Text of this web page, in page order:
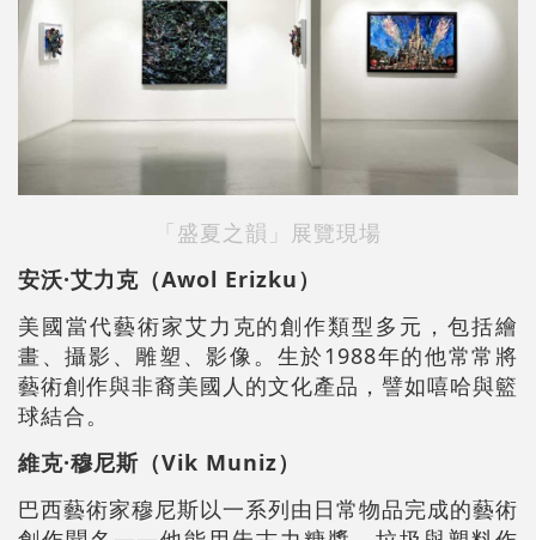
「盛夏之韻」展覽現場
安沃·艾力克（Awol Erizku）
美國當代藝術家艾力克的創作類型多元，包括繪
畫、攝影、雕塑、影像。生於1988年的他常常將
藝術創作與非裔美國人的文化產品，譬如嘻哈與籃
球結合。
維克·穆尼斯（Vik Muniz）
巴西藝術家穆尼斯以一系列由日常物品完成的藝術